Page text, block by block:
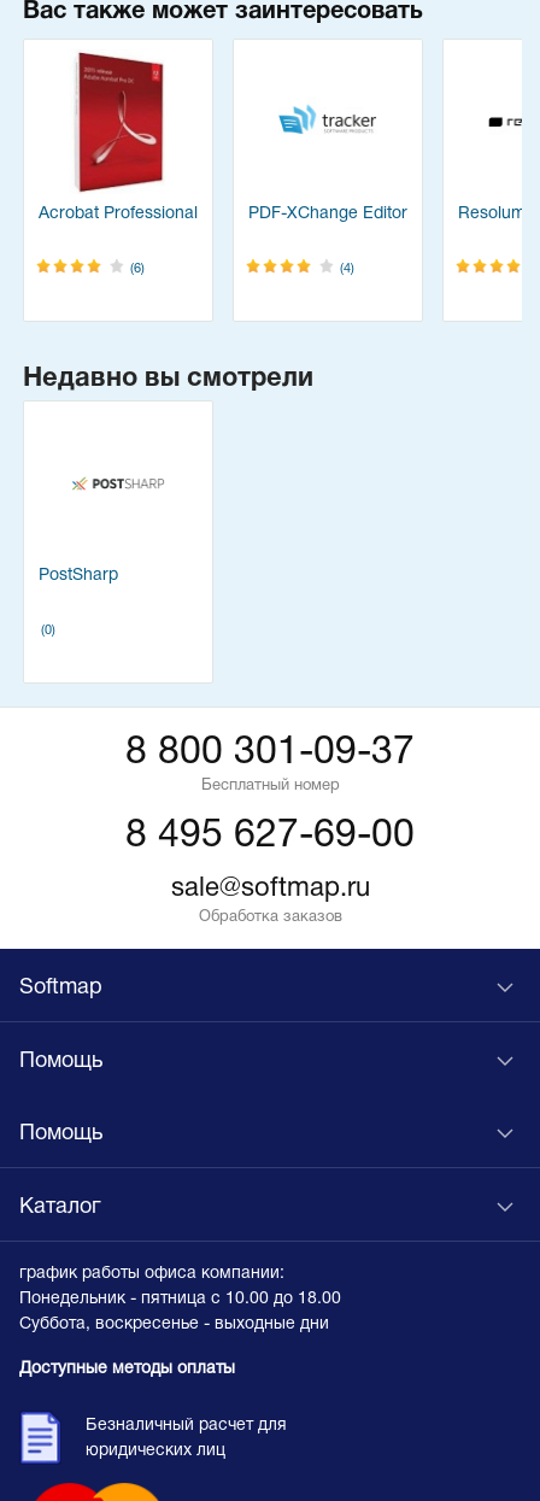
Вас также может заинтересовать
Acrobat Professional
(6)
PDF-XChange Editor
(4)
Resolume
Недавно вы смотрели
PostSharp
(0)
8 800 301-09-37
Бесплатный номер
8 495 627-69-00
sale@softmap.ru
Обработка заказов
Softmap
Помощь
Помощь
Каталог
график работы офиса компании:
Понедельник - пятница с 10.00 до 18.00
Суббота, воскресенье - выходные дни
Доступные методы оплаты
Безналичный расчет для
юридических лиц